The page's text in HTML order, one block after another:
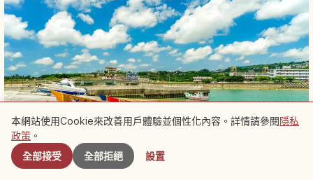
附近景點
本網站使用Cookie來改善用戶體驗並個性化內容。詳情請參閱隱私
政策 。
全部接受
全部拒絕 設置